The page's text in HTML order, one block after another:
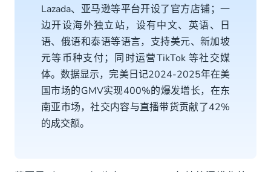
Lazada、亚马逊等平台开设了官方店铺；一
边开设海外独立站，设有中文、英语、日
语、俄语和泰语等语言，支持美元、新加坡
元等币种支付；同时运营TikTok 等社交媒
体。数据显示，完美日记2024-2025年在美
国市场的GMV实现400%的爆发增长，在东
南亚市场，社交内容与直播带货贡献了42%
的成交额。